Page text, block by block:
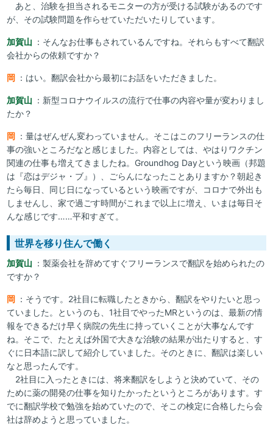
あと、治験を担当されるモニターの方が受ける試験があるのです
が、その試験問題を作らせていただいたりしています。
加賀山 ：そんなお仕事もされているんですね。それらもすべて翻訳
会社からの依頼ですか？
岡 ：はい。翻訳会社から最初にお話をいただきました。
加賀山 ：新型コロナウイルスの流行で仕事の内容や量が変わりまし
たか？
岡 ：量はぜんぜん変わっていません。そこはこのフリーランスの仕
事の強いところだなと感じました。内容としては、やはりワクチン
関連の仕事も増えてきましたね。Groundhog Dayという映画（邦題
は『恋はデジャ・ブ』）、ごらんになったことありますか？朝起き
たら毎日、同じ日になっているという映画ですが、コロナで外出も
しませんし、家で過ごす時間がこれまで以上に増え、いまは毎日そ
んな感じです……平和すぎて。
世界を移り住んで働く
加賀山 ：製薬会社を辞めてすぐフリーランスで翻訳を始められたの
ですか？
岡 ：そうです。2社目に転職したときから、翻訳をやりたいと思っ
ていました。というのも、1社目でやったMRというのは、最新の情
報をできるだけ早く病院の先生に持っていくことが大事なんです
ね。そこで、たとえば外国で大きな治験の結果が出たりすると、す
ぐに日本語に訳して紹介していました。そのときに、翻訳は楽しい
なと思ったんです。
2社目に入ったときには、将来翻訳をしようと決めていて、その
ために薬の開発の仕事を知りたかったというところがあります。す
でに翻訳学校で勉強を始めていたので、そこの検定に合格したら会
社は辞めようと思っていました。